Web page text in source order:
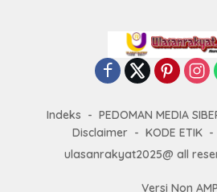
Indeks PEDOMAN MEDIA
Disclaimer
KODE ETIK
ulasanrakyat2025@ all
Versi Non AMP